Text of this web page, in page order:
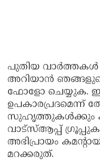
പുതിയ വാർത്തകൾ
അറിയാൻ
ഫോളോ ചെയ്യുക.
ഉപകാരപ്രദമെന്ന്
സുഹൃത്തുകൾക്കും
വാട്സ്ആപ്പ്
അഭിപ്രായം
മറക്കരുത്.